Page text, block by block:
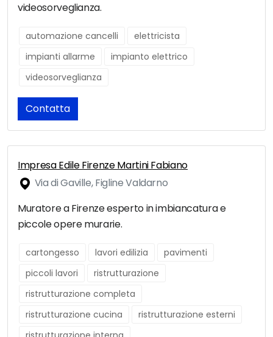
videosorveglianza.
automazione cancelli
elettricista
impianti allarme
impianto elettrico
videosorveglianza
Contatta
Impresa Edile Firenze Martini Fabiano
Via di Gaville, Figline Valdarno
Muratore a Firenze esperto in imbiancatura e
piccole opere murarie.
cartongesso lavori edilizia
pavimenti
piccoli lavori
ristrutturazione
ristrutturazione completa
ristrutturazione cucina
ristrutturazione esterni